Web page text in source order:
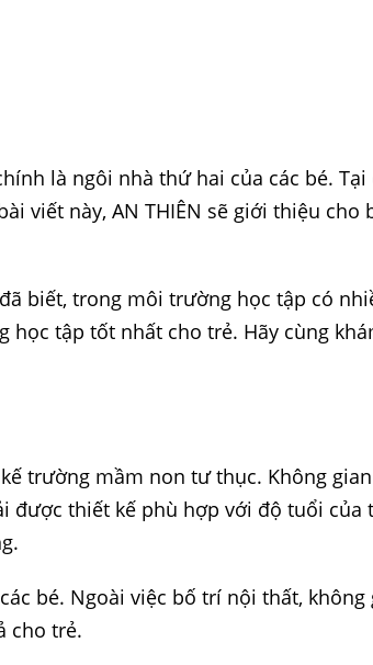
là ngôi nhà thứ hai của các bé. Tại
viết này, AN THIÊN sẽ giới thiệu cho
biết, trong môi trường học tập có
tập tốt nhất cho trẻ. Hãy cùng
trường mầm non tư thục. Không
được thiết kế phù hợp với độ tuổi của
bé. Ngoài việc bố trí nội thất, không
cho trẻ.